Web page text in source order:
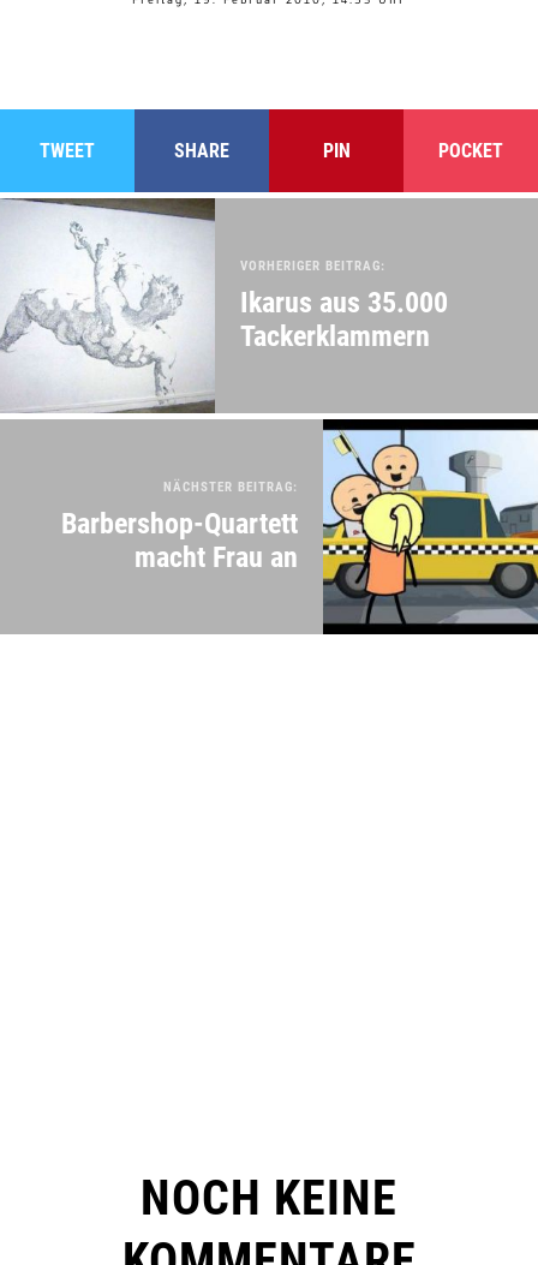
TWEET SHARE PIN POCKET
VORHERIGER BEITRAG:
Ikarus aus 35.000
Tackerklammern
NÄCHSTER BEITRAG:
Barbershop-Quartett
macht Frau an
NOCH KEINE